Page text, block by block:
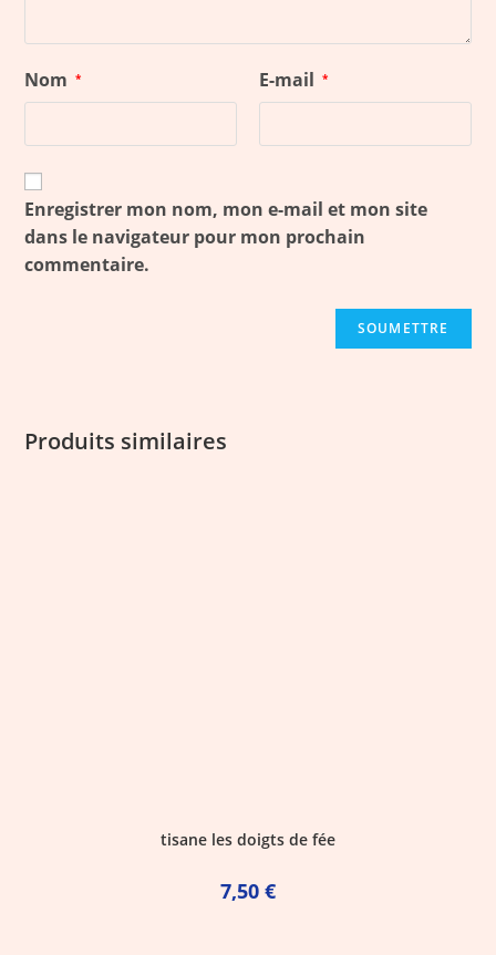
Nom * E-mail *
Enregistrer mon nom, mon e-mail et mon site
dans le navigateur pour mon prochain
commentaire.
Produits similaires
tisane les doigts de fée
7,50 €